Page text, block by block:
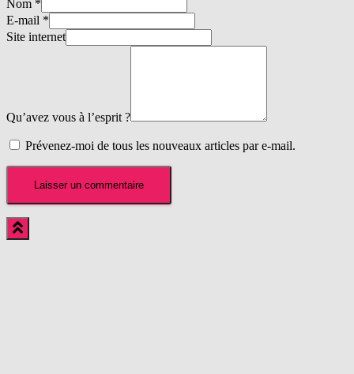
Nom *
E-mail *
Site internet
Qu’avez vous à l’esprit ?
Prévenez-moi de tous les nouveaux articles par e-mail.